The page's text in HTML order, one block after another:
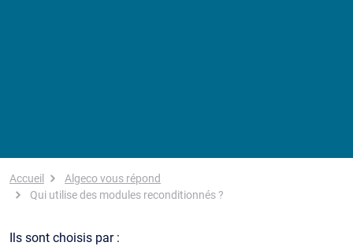
Fil d'Ariane
Accueil
Algeco vous répond
Qui utilise des modules reconditionnés ?
Ils sont choisis par :